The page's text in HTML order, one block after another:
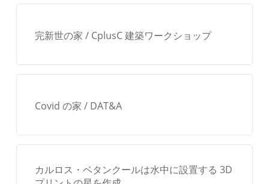
完新世の家 / CplusC 建築ワークショップ
Covid の家 / DAT&A
カルロス・ベタンクールは水中に設置する 3D